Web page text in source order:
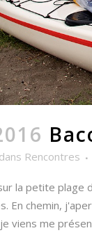
dans Rencontres
la petite plage
En chemin,
viens me